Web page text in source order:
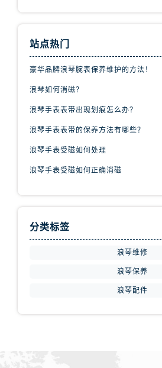
站点热门
豪华品牌浪琴腕表保养维护的方法！
浪琴如何消磁？
浪琴手表表带出现划痕怎么办？
浪琴手表表带的保养方法有哪些？
浪琴手表受磁如何处理
浪琴手表受磁如何正确消磁
分类标签
浪琴维修
浪琴保养
浪琴配件